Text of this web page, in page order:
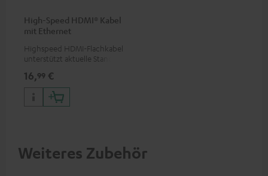
High-Speed HDMI® Kabel
mit Ethernet
Highspeed HDMI-Flachkabel
unterstützt aktuelle Standards
16,99 €
Weiteres Zubehör